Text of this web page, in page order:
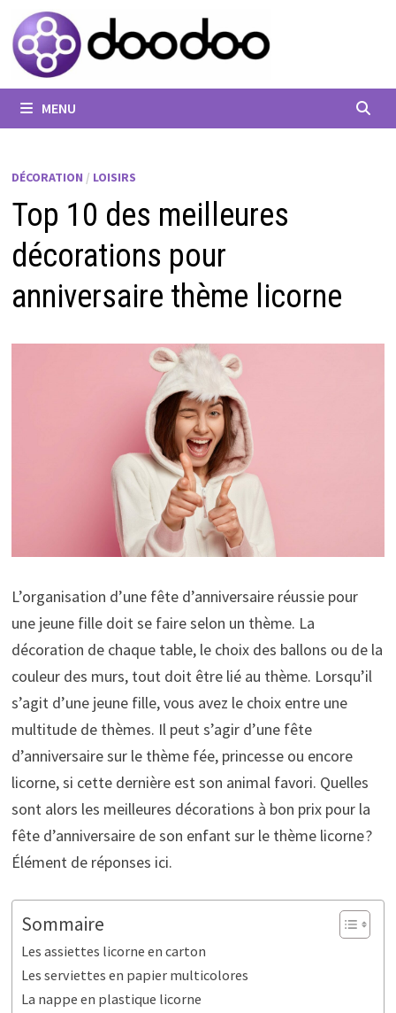
Passer
au
contenu
MENU
DÉCORATION / LOISIRS
Top 10 des meilleures
décorations pour
anniversaire thème licorne
L’organisation d’une fête d’anniversaire réussie pour
une jeune fille doit se faire selon un thème. La
décoration de chaque table, le choix des ballons ou de la
couleur des murs, tout doit être lié au thème. Lorsqu’il
s’agit d’une jeune fille, vous avez le choix entre une
multitude de thèmes. Il peut s’agir d’une fête
d’anniversaire sur le thème fée, princesse ou encore
licorne, si cette dernière est son animal favori. Quelles
sont alors les meilleures décorations à bon prix pour la
fête d’anniversaire de son enfant sur le thème licorne ?
Élément de réponses ici.
Sommaire
Les assiettes licorne en carton
Les serviettes en papier multicolores
La nappe en plastique licorne